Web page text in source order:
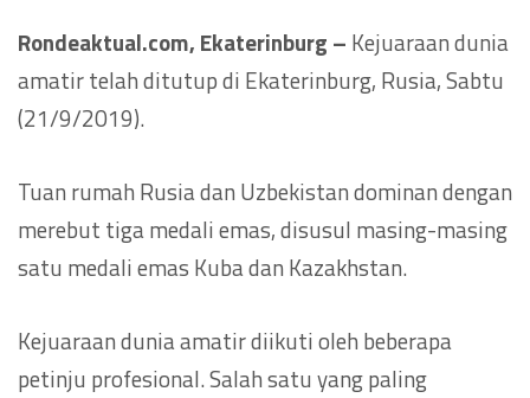
Rondeaktual.com, Ekaterinburg – Kejuaraan dunia
amatir telah ditutup di Ekaterinburg, Rusia, Sabtu
(21/9/2019).
Tuan rumah Rusia dan Uzbekistan dominan dengan
merebut tiga medali emas, disusul masing-masing
satu medali emas Kuba dan Kazakhstan.
Kejuaraan dunia amatir diikuti oleh beberapa
petinju profesional. Salah satu yang paling